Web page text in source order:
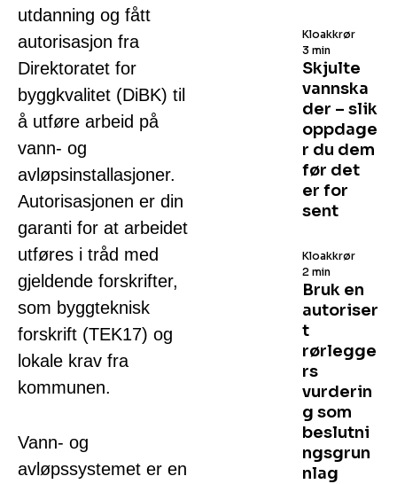
utdanning og fått
autorisasjon fra
Direktoratet for
byggkvalitet (DiBK) til
å utføre arbeid på
vann- og
avløpsinstallasjoner.
Autorisasjonen er din
garanti for at arbeidet
utføres i tråd med
gjeldende forskrifter,
som byggteknisk
forskrift (TEK17) og
lokale krav fra
kommunen.
Vann- og
avløpssystemet er en
Skjulte
vannska
der – slik
oppdage
r du dem
før det
er for
sent
Kloakkrør
3 min
Bruk en
autoriser
t
rørlegge
rs
vurderin
g som
beslutni
ngsgrun
nlag
Kloakkrør
2 min